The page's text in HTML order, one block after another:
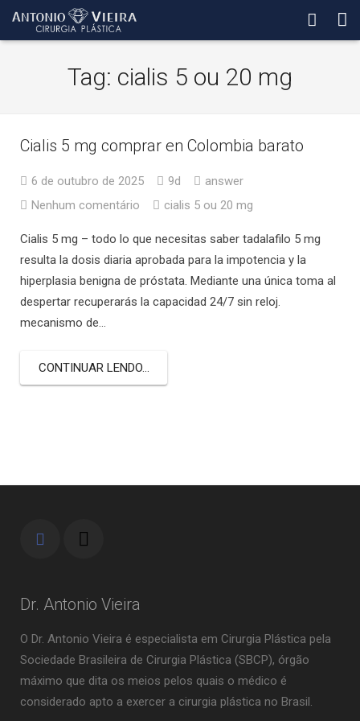
Tag: cialis 5 ou 20 mg
Cialis 5 mg comprar en Colombia barato
6 de outubro de 2025 9d
answer
Nenhum comentário
cialis 5 ou 20 mg
Cialis 5 mg – todo lo que necesitas saber tadalafilo 5 mg
resulta la dosis diaria aprobada para la impotencia y la
hiperplasia benigna de próstata. Mediante una única toma al
despertar recuperarás la capacidad 24/7 sin reloj.
mecanismo de…
CONTINUAR LENDO...
Dr. Antonio Vieira
O Dr. Antonio Vieira é especialista em Cirurgia Plástica pela
Sociedade Brasileira de Cirurgia Plástica (SBCP), órgão
máximo que dita os meios pelos quais o médico é
considerado apto a exercer a cirurgia plástica no Brasil.